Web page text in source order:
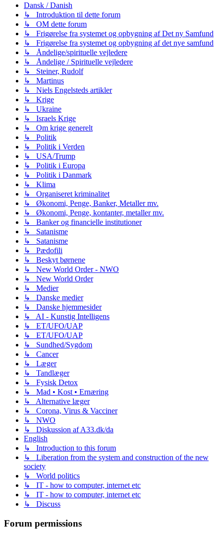
Dansk / Danish
↳ Introduktion til dette forum
↳ OM dette forum
↳ Frigørelse fra systemet og opbygning af Det ny Samfund
↳ Frigørelse fra systemet og opbygning af det nye samfund
↳ Åndelige/spirituelle vejledere
↳ Åndelige / Spirituelle vejledere
↳ Steiner, Rudolf
↳ Martinus
↳ Niels Engelsteds artikler
↳ Krige
↳ Ukraine
↳ Israels Krige
↳ Om krige generelt
↳ Politik
↳ Politik i Verden
↳ USA/Trump
↳ Politik i Europa
↳ Politik i Danmark
↳ Klima
↳ Organiseret kriminalitet
↳ Økonomi, Penge, Banker, Metaller mv.
↳ Økonomi, Penge, kontanter, metaller mv.
↳ Banker og financielle institutioner
↳ Satanisme
↳ Satanisme
↳ Pædofili
↳ Beskyt børnene
↳ New World Order - NWO
↳ New World Order
↳ Medier
↳ Danske medier
↳ Danske hjemmesider
↳ AI - Kunstig Intelligens
↳ ET/UFO/UAP
↳ ET/UFO/UAP
↳ Sundhed/Sygdom
↳ Cancer
↳ Læger
↳ Tandlæger
↳ Fysisk Detox
↳ Mad • Kost • Ernæring
↳ Alternative læger
↳ Corona, Virus & Vacciner
↳ NWO
↳ Diskussion af A33.dk/da
English
↳ Introduction to this forum
↳ Liberation from the system and construction of the new
society
↳ World politics
↳ IT - how to computer, internet etc
↳ IT - how to computer, internet etc
↳ Discuss
Forum permissions